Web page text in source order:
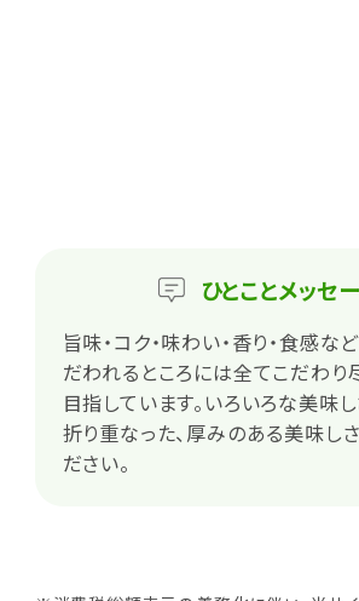
ひとことメッセ
旨味・コク・味わい・香り・食感など
だわれるところには全てこだわり
目指しています。いろいろな美味
折り重なった、厚みのある美味し
ださい。